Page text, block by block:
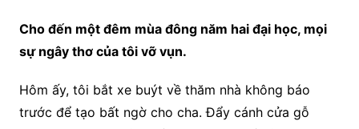
Cho đến một đêm mùa đông năm hai đại học, mọi
sự ngây thơ của tôi vỡ vụn.
Hôm ấy, tôi bắt xe buýt về thăm nhà không báo
trước để tạo bất ngờ cho cha. Đẩy cánh cửa gỗ